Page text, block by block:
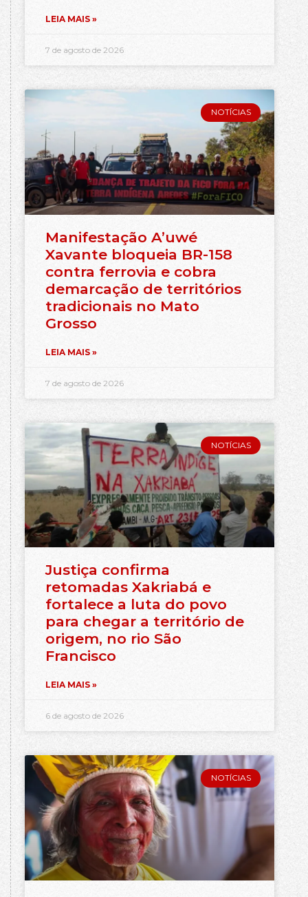
LEIA MAIS »
7 de agosto de 2026
NOTÍCIAS
Manifestação A’uwé
Xavante bloqueia BR-158
contra ferrovia e cobra
demarcação de territórios
tradicionais no Mato
Grosso
LEIA MAIS »
7 de agosto de 2026
NOTÍCIAS
Justiça confirma
retomadas Xakriabá e
fortalece a luta do povo
para chegar a território de
origem, no rio São
Francisco
LEIA MAIS »
6 de agosto de 2026
NOTÍCIAS